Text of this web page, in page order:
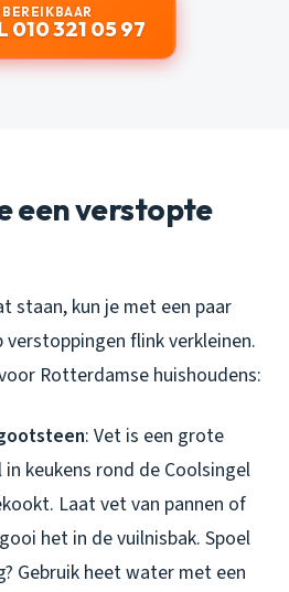
BEREIKBAAR
010 321 05 97
een verstopte
staan, kun je met een paar
flink verkleinen.
Rotterdamse huishoudens:
: Vet is een grote
keukens rond de Coolsingel
Laat vet van pannen of
het in de vuilnisbak. Spoel
Gebruik heet water met een